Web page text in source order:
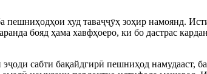
худ таваҷҷӯҳ зоҳир намоянд.
бояд ҳама хавфҳоеро, ки бо дастрас
сабти бақайдгирӣ пешниҳод намудааст,